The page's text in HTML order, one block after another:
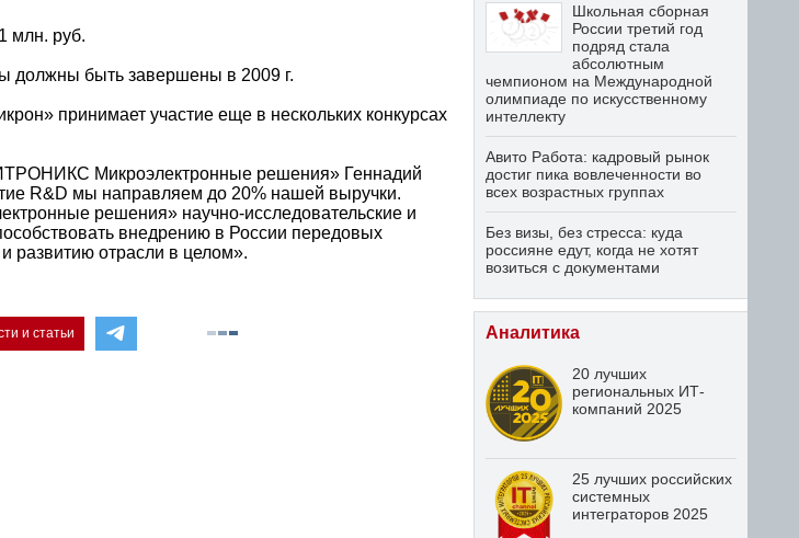
млн. руб.
должны быть завершены в 2009 г.
принимает участие еще в нескольких конкурсах
Микроэлектронные решения» Геннадий
R&D мы направляем до 20% нашей выручки.
решения» научно-исследовательские и
внедрению в России передовых
развитию отрасли в целом».
и статьи
Школьная сборная
России третий год
подряд стала
абсолютным
чемпионом на Международной
олимпиаде по искусственному
интеллекту
Авито Работа: кадровый рынок
достиг пика вовлеченности во
всех возрастных группах
Без визы, без стресса: куда
россияне едут, когда не хотят
возиться с документами
Аналитика
20 лучших
региональных ИТ-
компаний 2025
25 лучших российских
системных
интеграторов 2025